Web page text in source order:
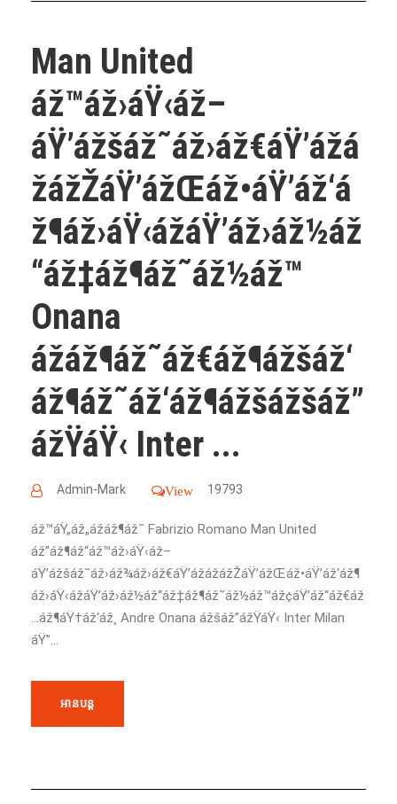
Man United
áž™áž›áŸ‹áž–
áŸ’ážšáž˜áž›áž€áŸ’ážá
žážŽáŸ’ážŒáž•áŸ’áž‘á
ž¶áž›áŸ‹ážáŸ’áž›áž½áž
“áž‡áž¶áž˜áž½áž™
Onana
ážáž¶áž˜áž€áž¶ážšáž‘
áž¶áž˜áž‘áž¶ážšážšáž”
ážŸáŸ‹ Inter ...
Admin-Mark View 19793
áž™áŸ„áž„ážáž¶áž˜ Fabrizio Romano Man United
áž”áž¶áž“áž™áž›áŸ‹áž–
áŸ’ážšáž˜áž›áž¾áž›áž€áŸ’ážážážŽáŸ’ážŒáž•áŸ’áž‘áž¶
áž›áŸ‹ážáŸ’áž›áž½áž“áž‡áž¶áž˜áž½áž™áž¢áŸ’áž“áž€áž
…áž¶áŸ†áž‘áž¸ Andre Onana ážšáž”ážŸáŸ‹ Inter Milan
áŸ”...
អានបន្ត